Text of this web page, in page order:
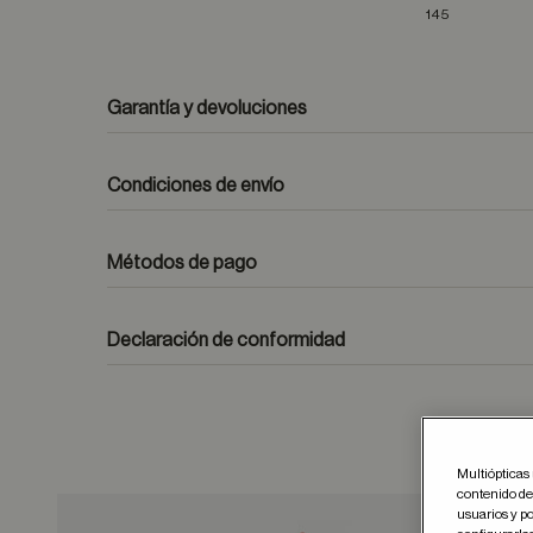
145
Garantía y devoluciones
formulario de contacto
Condiciones de envío
Métodos de pago
Declaración de conformidad
Multiópticas
contenido
usuarios y